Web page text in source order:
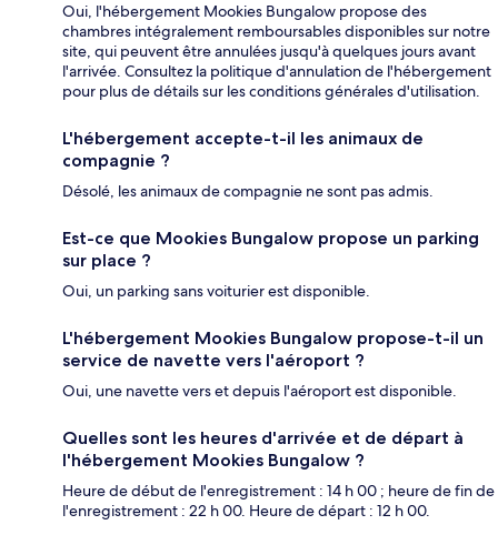
Oui, l'hébergement Mookies Bungalow propose des
chambres intégralement remboursables disponibles sur notre
site, qui peuvent être annulées jusqu'à quelques jours avant
l'arrivée. Consultez la politique d'annulation de l'hébergement
pour plus de détails sur les conditions générales d'utilisation.
L'hébergement accepte-t-il les animaux de
compagnie ?
Désolé, les animaux de compagnie ne sont pas admis.
Est-ce que Mookies Bungalow propose un parking
sur place ?
Oui, un parking sans voiturier est disponible.
L'hébergement Mookies Bungalow propose-t-il un
service de navette vers l'aéroport ?
Oui, une navette vers et depuis l'aéroport est disponible.
Quelles sont les heures d'arrivée et de départ à
l'hébergement Mookies Bungalow ?
Heure de début de l'enregistrement : 14 h 00 ; heure de fin de
l'enregistrement : 22 h 00. Heure de départ : 12 h 00.